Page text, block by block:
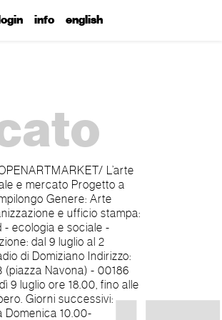
info english